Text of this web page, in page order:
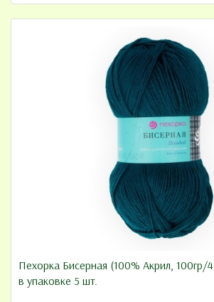
Пехорка Бисерная (100% Акрил, 100гр/
в упаковке 5 шт.